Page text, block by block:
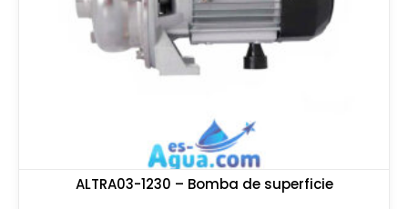
ALTRA03-1230 – Bomba de superficie